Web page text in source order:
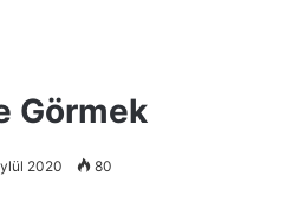
Görmek
2020 80